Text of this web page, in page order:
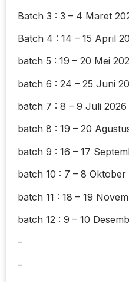
Batch 3 : 3 – 4 Maret
Batch 4 : 14 – 15 April
batch 5 : 19 – 20 Mei
batch 6 : 24 – 25 Juni
batch 7 : 8 – 9 Juli 2026
batch 8 : 19 – 20
batch 9 : 16 – 17
batch 10 : 7 – 8 Oktober
batch 11 : 18 – 19
batch 12 : 9 – 10
–
–